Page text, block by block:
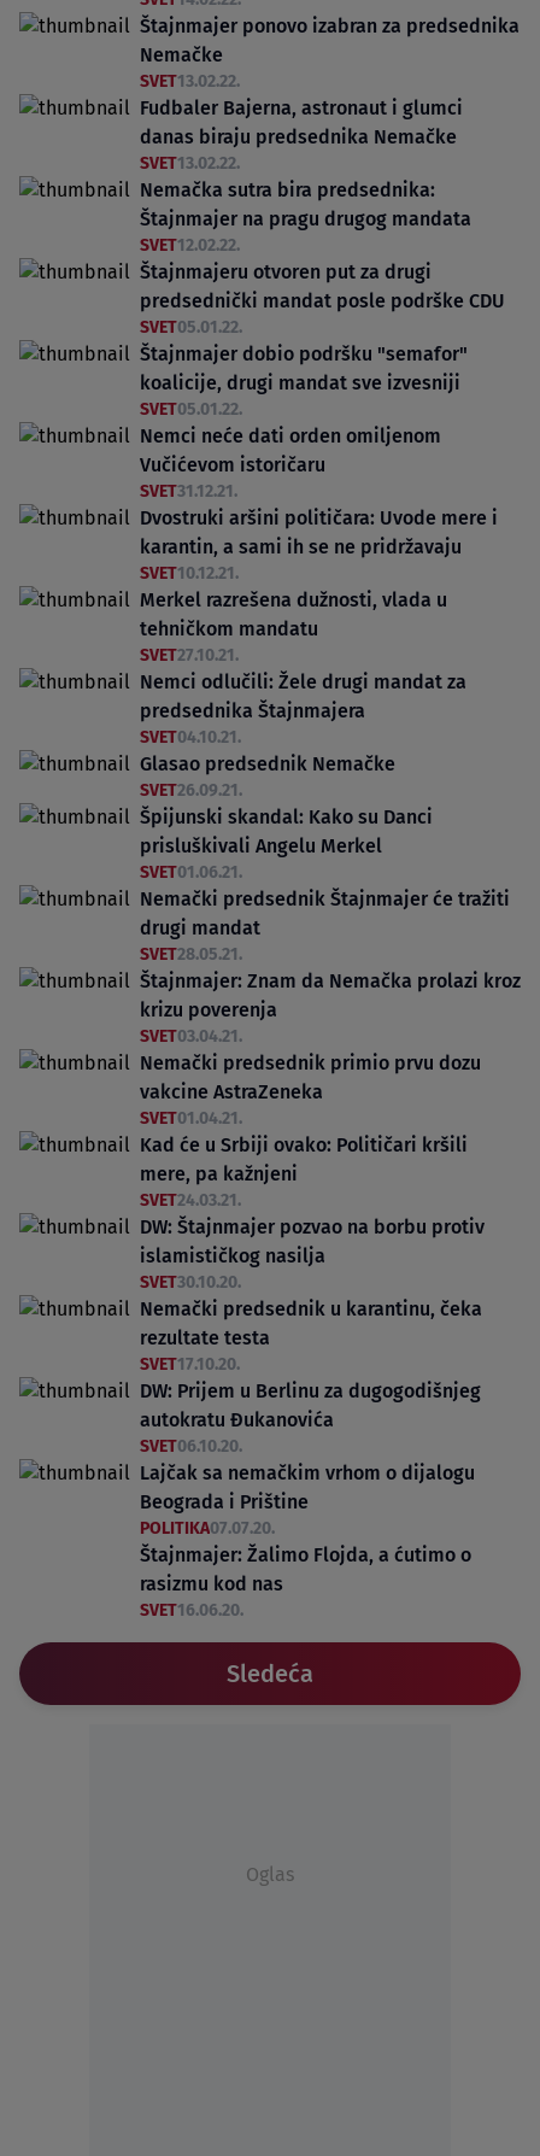
Štajnmajer ponovo izabran za predsednika
Nemačke
SVET13.02.22.
Fudbaler Bajerna, astronaut i glumci
danas biraju predsednika Nemačke
SVET13.02.22.
Nemačka sutra bira predsednika:
Štajnmajer na pragu drugog mandata
SVET12.02.22.
Štajnmajeru otvoren put za drugi
predsednički mandat posle podrške CDU
SVET05.01.22.
Štajnmajer dobio podršku "semafor"
koalicije, drugi mandat sve izvesniji
SVET05.01.22.
Nemci neće dati orden omiljenom
Vučićevom istoričaru
SVET31.12.21.
Dvostruki aršini političara: Uvode mere i
karantin, a sami ih se ne pridržavaju
SVET10.12.21.
Merkel razrešena dužnosti, vlada u
tehničkom mandatu
SVET27.10.21.
Nemci odlučili: Žele drugi mandat za
predsednika Štajnmajera
SVET04.10.21.
Glasao predsednik Nemačke
SVET26.09.21.
Špijunski skandal: Kako su Danci
prisluškivali Angelu Merkel
SVET01.06.21.
Nemački predsednik Štajnmajer će tražiti
drugi mandat
SVET28.05.21.
Štajnmajer: Znam da Nemačka prolazi kroz
krizu poverenja
SVET03.04.21.
Nemački predsednik primio prvu dozu
vakcine AstraZeneka
SVET01.04.21.
Kad će u Srbiji ovako: Političari kršili
mere, pa kažnjeni
SVET24.03.21.
DW: Štajnmajer pozvao na borbu protiv
islamističkog nasilja
SVET30.10.20.
Nemački predsednik u karantinu, čeka
rezultate testa
SVET17.10.20.
DW: Prijem u Berlinu za dugogodišnjeg
autokratu Đukanovića
SVET06.10.20.
Lajčak sa nemačkim vrhom o dijalogu
Beograda i Prištine
POLITIKA07.07.20.
Štajnmajer: Žalimo Flojda, a ćutimo o
rasizmu kod nas
SVET16.06.20.
Sledeća
Oglas